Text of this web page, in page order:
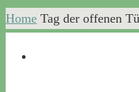
Home Tag der offenen